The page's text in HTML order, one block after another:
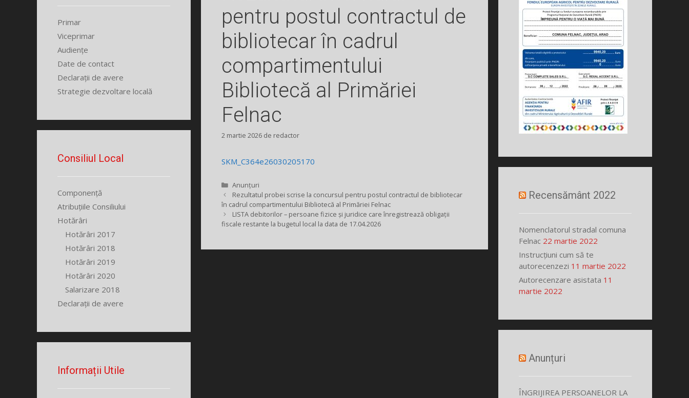
pentru postul contractul de
bibliotecar în cadrul
compartimentului
Bibliotecă al Primăriei
Felnac
2 martie 2026 de redactor
SKM_C364e26030205170
Categorii
Anunțuri
Rezultatul probei scrise la concursul pentru postul contractul de bibliotecar
în cadrul compartimentului Bibliotecă al Primăriei Felnac
LISTA debitorilor – persoane fizice și juridice care înregistrează obligaţii
fiscale restante la bugetul local la data de 17.04.2026
Primar
Viceprimar
Audiențe
Date de contact
Declarații de avere
Strategie dezvoltare locală
Consiliul Local
Componență
Atribuțiile Consiliului
Hotărâri
Hotărâri 2017
Hotărâri 2018
Hotărâri 2019
Hotărâri 2020
Salarizare 2018
Declarații de avere
Informații Utile
Recensământ 2022
Nomenclatorul stradal comuna
Felnac 22 martie 2022
Instrucțiuni cum să te
autorecenzezi 11 martie 2022
Autorecenzare asistata 11
martie 2022
Anunțuri
ÎNGRIJIREA PERSOANELOR LA